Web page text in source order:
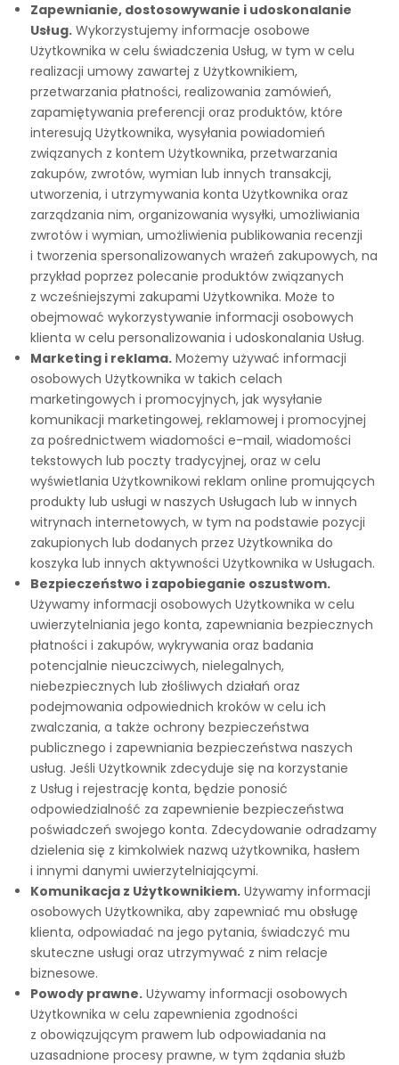
Zapewnianie, dostosowywanie i udoskonalanie
Usług. Wykorzystujemy informacje osobowe
Użytkownika w celu świadczenia Usług, w tym w celu
realizacji umowy zawartej z Użytkownikiem,
przetwarzania płatności, realizowania zamówień,
zapamiętywania preferencji oraz produktów, które
interesują Użytkownika, wysyłania powiadomień
związanych z kontem Użytkownika, przetwarzania
zakupów, zwrotów, wymian lub innych transakcji,
utworzenia, i utrzymywania konta Użytkownika oraz
zarządzania nim, organizowania wysyłki, umożliwiania
zwrotów i wymian, umożliwienia publikowania recenzji
i tworzenia spersonalizowanych wrażeń zakupowych, na
przykład poprzez polecanie produktów związanych
z wcześniejszymi zakupami Użytkownika. Może to
obejmować wykorzystywanie informacji osobowych
klienta w celu personalizowania i udoskonalania Usług.
Marketing i reklama. Możemy używać informacji
osobowych Użytkownika w takich celach
marketingowych i promocyjnych, jak wysyłanie
komunikacji marketingowej, reklamowej i promocyjnej
za pośrednictwem wiadomości e-mail, wiadomości
tekstowych lub poczty tradycyjnej, oraz w celu
wyświetlania Użytkownikowi reklam online promujących
produkty lub usługi w naszych Usługach lub w innych
witrynach internetowych, w tym na podstawie pozycji
zakupionych lub dodanych przez Użytkownika do
koszyka lub innych aktywności Użytkownika w Usługach.
Bezpieczeństwo i zapobieganie oszustwom.
Używamy informacji osobowych Użytkownika w celu
uwierzytelniania jego konta, zapewniania bezpiecznych
płatności i zakupów, wykrywania oraz badania
potencjalnie nieuczciwych, nielegalnych,
niebezpiecznych lub złośliwych działań oraz
podejmowania odpowiednich kroków w celu ich
zwalczania, a także ochrony bezpieczeństwa
publicznego i zapewniania bezpieczeństwa naszych
usług. Jeśli Użytkownik zdecyduje się na korzystanie
z Usług i rejestrację konta, będzie ponosić
odpowiedzialność za zapewnienie bezpieczeństwa
poświadczeń swojego konta. Zdecydowanie odradzamy
dzielenia się z kimkolwiek nazwą użytkownika, hasłem
i innymi danymi uwierzytelniającymi.
Komunikacja z Użytkownikiem. Używamy informacji
osobowych Użytkownika, aby zapewniać mu obsługę
klienta, odpowiadać na jego pytania, świadczyć mu
skuteczne usługi oraz utrzymywać z nim relacje
biznesowe.
Powody prawne. Używamy informacji osobowych
Użytkownika w celu zapewnienia zgodności
z obowiązującym prawem lub odpowiadania na
uzasadnione procesy prawne, w tym żądania służb